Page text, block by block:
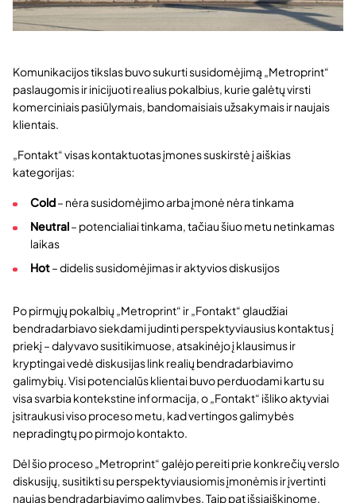
Komunikacijos tikslas buvo sukurti susidomėjimą „Metroprint“
paslaugomis ir inicijuoti realius pokalbius, kurie galėtų virsti
komerciniais pasiūlymais, bandomaisiais užsakymais ir naujais
klientais.
„Fontakt“ visas kontaktuotas įmones suskirstė į aiškias
kategorijas:
Cold– nėra susidomėjimo arba įmonė nėra tinkama
Neutral– potencialiai tinkama, tačiau šiuo metu netinkamas
laikas
Hot– didelis susidomėjimas ir aktyvios diskusijos
Po pirmųjų pokalbių „Metroprint“ ir „Fontakt“ glaudžiai
bendradarbiavo siekdami judinti perspektyviausius kontaktus į
priekį – dalyvavo susitikimuose, atsakinėjo į klausimus ir
kryptingai vedė diskusijas link realių bendradarbiavimo
galimybių. Visi potencialūs klientai buvo perduodami kartu su
visa svarbia kontekstine informacija, o „Fontakt“ išliko aktyviai
įsitraukusi viso proceso metu, kad vertingos galimybės
nepradingtų po pirmojo kontakto.
Dėl šio proceso „Metroprint“ galėjo pereiti prie konkrečių verslo
diskusijų, susitikti su perspektyviausiomis įmonėmis ir įvertinti
naujas bendradarbiavimo galimybes. Taip pat išsiaiškinome,